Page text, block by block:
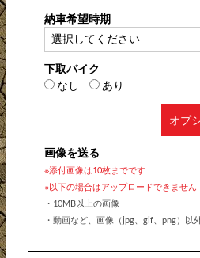
納車希望時期
下取バイク
なし
あり
オプ
画像を送る
※添付画像は10枚までです
※以下の場合はアップロードできません
・10MB以上の画像
・動画など、画像（jpg、gif、png）以